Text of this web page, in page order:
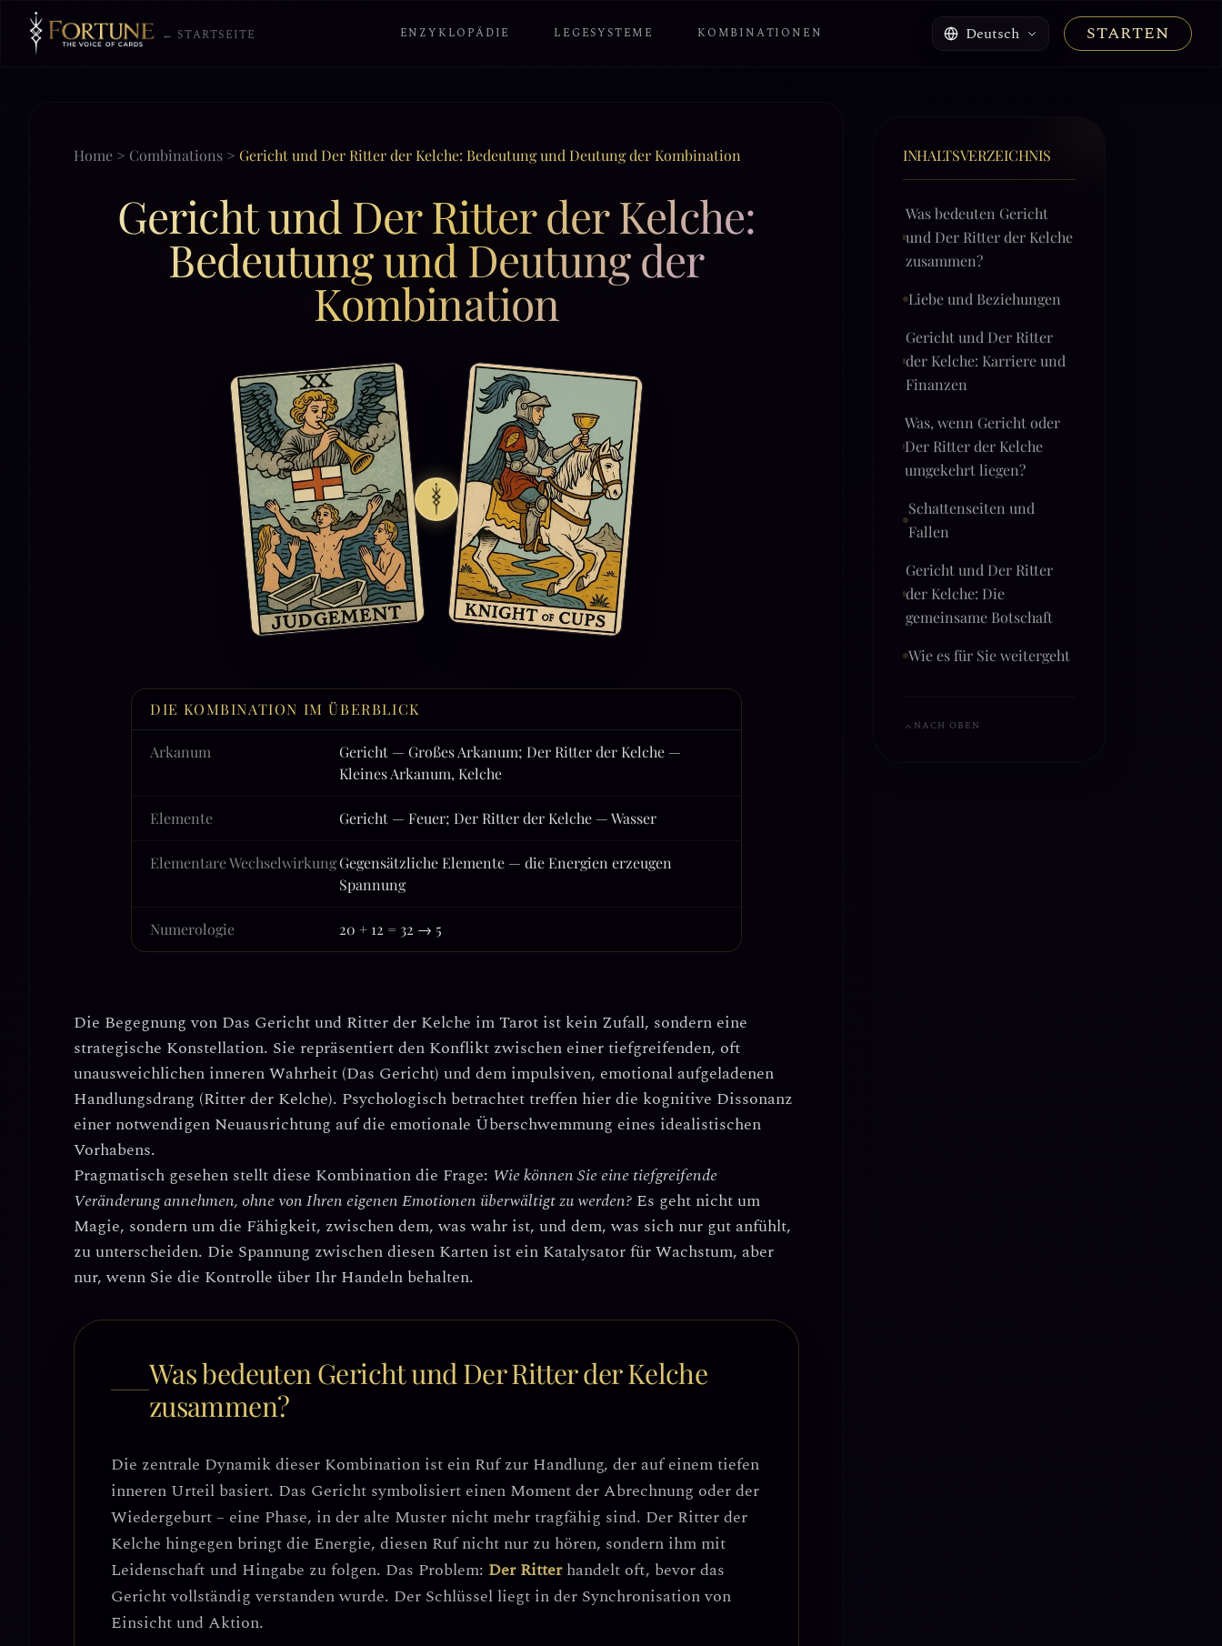
← STARTSEITE ENZYKLOPÄDIE LEGESYSTEME KOMBINATIONEN Deutsch STARTEN
Home > Combinations > Gericht und Der Ritter der Kelche: Bedeutung und Deutung der Kombination
Gericht und Der Ritter der Kelche:
Bedeutung und Deutung der
Kombination
DIE KOMBINATION IM ÜBERBLICK
Arkanum
Gericht — Großes Arkanum; Der Ritter der Kelche —
Kleines Arkanum, Kelche
Elemente Gericht — Feuer; Der Ritter der Kelche — Wasser
Elementare WechselwirkungGegensätzliche Elemente — die Energien erzeugen
Spannung
Numerologie 20 + 12 = 32 → 5
Die Begegnung von Das Gerichtund Ritter der Kelche im Tarot ist kein Zufall, sondern eine
strategische Konstellation. Sie repräsentiert den Konflikt zwischen einer tiefgreifenden, oft
unausweichlichen inneren Wahrheit (Das Gericht) und dem impulsiven, emotional aufgeladenen
Handlungsdrang (Ritter der Kelche). Psychologisch betrachtet treffen hier die kognitive Dissonanz
einer notwendigen Neuausrichtung auf die emotionale Überschwemmung eines idealistischen
Vorhabens.
Pragmatisch gesehen stellt diese Kombination die Frage: Wie können Sie eine tiefgreifende
Veränderung annehmen, ohne von Ihren eigenen Emotionen überwältigt zu werden? Es geht nicht um
Magie, sondern um die Fähigkeit, zwischen dem, was wahr ist, und dem, was sich nur gut anfühlt,
zu unterscheiden. Die Spannung zwischen diesen Karten ist ein Katalysator für Wachstum, aber
nur, wenn Sie die Kontrolle über Ihr Handeln behalten.
Was bedeuten Gericht und Der Ritter der Kelche
zusammen?
Die zentrale Dynamik dieser Kombination ist ein Ruf zur Handlung, der auf einem tiefen
inneren Urteil basiert. Das Gericht symbolisiert einen Moment der Abrechnung oder der
Wiedergeburt – eine Phase, in der alte Muster nicht mehr tragfähig sind. Der Ritter der
Kelche hingegen bringt die Energie, diesen Ruf nicht nur zu hören, sondern ihm mit
Leidenschaft und Hingabe zu folgen. Das Problem: Der Ritterhandelt oft, bevor das
Gericht vollständig verstanden wurde. Der Schlüssel liegt in der Synchronisation von
Einsicht und Aktion.
und Der Ritter der Kelche
zusammen?
der Kelche: Karriere und
Finanzen
Der Ritter der Kelche
umgekehrt liegen?
Fallen
der Kelche: Die
gemeinsame Botschaft